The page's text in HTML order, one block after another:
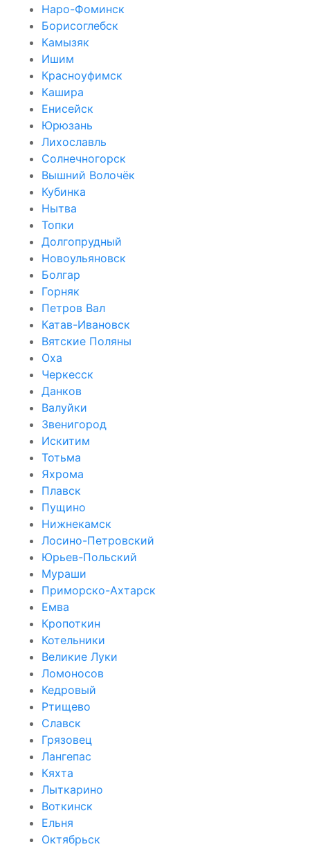
Наро-Фоминск
Борисоглебск
Камызяк
Ишим
Красноуфимск
Кашира
Енисейск
Юрюзань
Лихославль
Солнечногорск
Вышний Волочёк
Кубинка
Нытва
Топки
Долгопрудный
Новоульяновск
Болгар
Горняк
Петров Вал
Катав-Ивановск
Вятские Поляны
Оха
Черкесск
Данков
Валуйки
Звенигород
Искитим
Тотьма
Яхрома
Плавск
Пущино
Нижнекамск
Лосино-Петровский
Юрьев-Польский
Мураши
Приморско-Ахтарск
Емва
Кропоткин
Котельники
Великие Луки
Ломоносов
Кедровый
Ртищево
Славск
Грязовец
Лангепас
Кяхта
Лыткарино
Воткинск
Ельня
Октябрьск